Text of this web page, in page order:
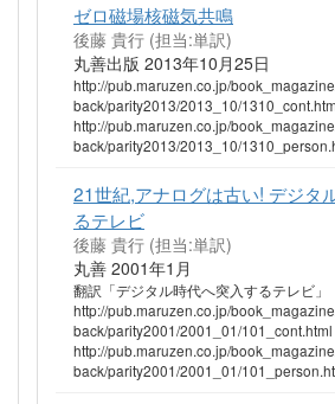
ゼロ磁場核磁気共鳴
後藤 貴行 (担当:単訳)
丸善出版 2013年10月25日
http://pub.maruzen.co.jp/
back/parity2013/2013_10/
http://pub.maruzen.co.jp/
back/parity2013/2013_10/
21世紀,アナログは古い! デジタ
るテレビ
後藤 貴行 (担当:単訳)
丸善 2001年1月
翻訳「デジタル時代へ突入するテレビ」
http://pub.maruzen.co.jp/
back/parity2001/2001_01/101_cont.html
http://pub.maruzen.co.jp/
back/parity2001/2001_01/